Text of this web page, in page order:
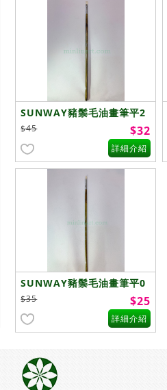
SUNWAY豬鬃毛油畫筆平2
號
$45 $32
詳細介紹
SUNWAY豬鬃毛油畫筆平0
號
$35 $25
詳細介紹